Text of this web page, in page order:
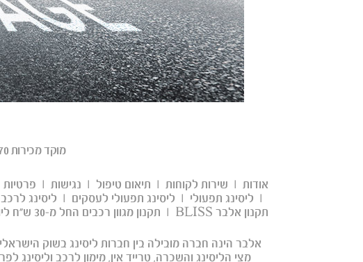
מוקד מכירות
אודות | שירות לקוחות | תיאום טיפול | נגישות | פרטיות
| ליסינג תפעולי | ליסינג תפעולי לעסקים | ליסינג
תקנון אלבר BLISS
| תקנון מגוון רכבים החל מ-30 ש"ח ליום
אלבר הינה חברה מובילה בין חברות ליסינג בשוק
מצי הליסינג והשכרה, טרייד אין, מימון לרכב וליסינג